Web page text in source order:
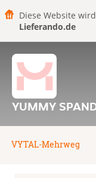
Diese Website
Lieferando.de
YUMMY
VYTAL-Mehrweg